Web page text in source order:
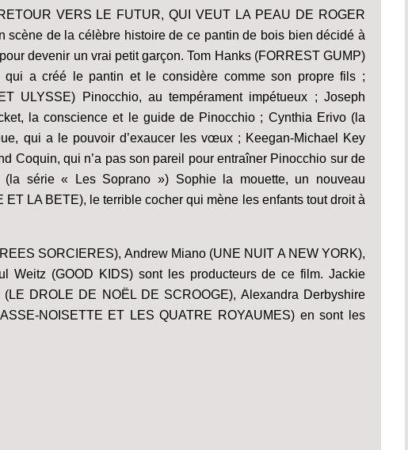
VERS LE FUTUR, QUI VEUT LA PEAU DE ROGER
scène de la célèbre histoire de ce pantin de bois bien décidé à
devenir un vrai petit garçon. Tom Hanks (FORREST GUMP)
qui a créé le pantin et le considère comme son propre fils ;
ULYSSE) Pinocchio, au tempérament impétueux ; Joseph
la conscience et le guide de Pinocchio ; Cynthia Erivo (la
qui a le pouvoir d’exaucer les vœux ; Keegan-Michael Key
Coquin, qui n’a pas son pareil pour entraîner Pinocchio sur de
(la série « Les Soprano ») Sophie la mouette, un nouveau
LA BETE), le terrible cocher qui mène les enfants tout droit à
SORCIERES), Andrew Miano (UNE NUIT A NEW YORK),
Weitz (GOOD KIDS) sont les producteurs de ce film. Jackie
DROLE DE NOËL DE SCROOGE), Alexandra Derbyshire
NOISETTE ET LES QUATRE ROYAUMES) en sont les